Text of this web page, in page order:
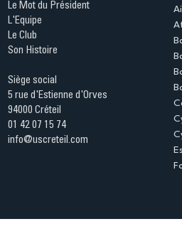
Le Mot du Président
L'Equipe
Le Club
Son Histoire
Siège social
5 rue d'Estienne d'Orves
94000 Créteil
01 42 07 15 74
info@uscreteil.com